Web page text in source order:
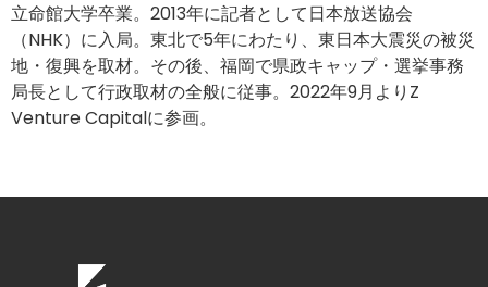
立命館大学卒業。2013年に記者として日本放送協会
（NHK）に入局。東北で5年にわたり、東日本大震災の被災
地・復興を取材。その後、福岡で県政キャップ・選挙事務
局長として行政取材の全般に従事。2022年9月よりZ
Venture Capitalに参画。